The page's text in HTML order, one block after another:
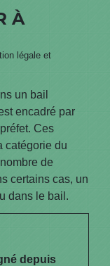
À
légale et
un bail
encadré par
Ces
catégorie du
de
certains cas, un
dans le bail.
depuis